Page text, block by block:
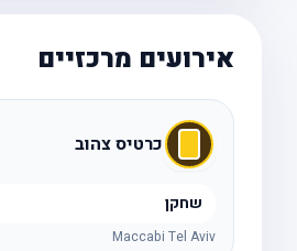
אירועים מרכזיים
כרטיס צהוב
שחקן
Maccabi Tel Aviv